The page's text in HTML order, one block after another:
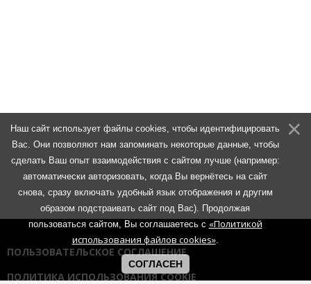
ПОЛЬЗОВАТЕЛЬСКОЕ СОГЛАШЕНИЕ
ПОЛИТИКА ИСПОЛЬЗОВАНИЯ COOKIE
Наш сайт использует файлы cookies, чтобы идентифицировать
Вас. Они позволяют нам запоминать некоторые данные, чтобы
сделать Ваш опыт взаимодействия с сайтом лучше (например:
автоматически авторизовать, когда Вы вернётесь на сайт
снова, сразу включать удобный язык отображения и другим
образом подстраивать сайт под Вас). Продолжая
пользоваться сайтом, Вы соглашаетесь с «Политикой
использования файлов cookies».
СОГЛАСЕН